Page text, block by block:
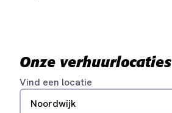
Onze verhuurlocaties
Vind een locatie
Noordwijk